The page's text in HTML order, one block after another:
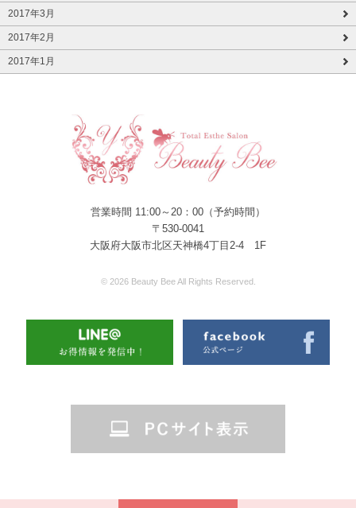
2017年3月
2017年2月
2017年1月
営業時間 11:00～20：00（予約時間）
〒530-0041
大阪府大阪市北区天神橋4丁目2-4 1F
© 2026 Beauty Bee All Rights Reserved.